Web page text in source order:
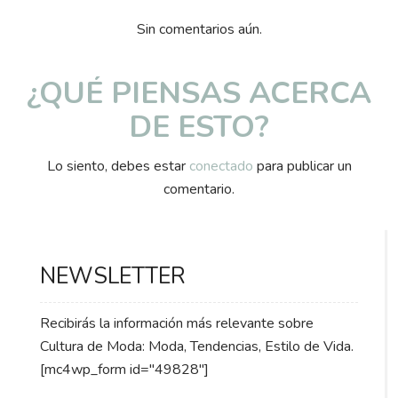
Sin comentarios aún.
¿QUÉ PIENSAS ACERCA
DE ESTO?
Lo siento, debes estar conectado para publicar un
comentario.
NEWSLETTER
Recibirás la información más relevante sobre
Cultura de Moda: Moda, Tendencias, Estilo de Vida.
[mc4wp_form id="49828"]